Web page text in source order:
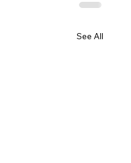
See All